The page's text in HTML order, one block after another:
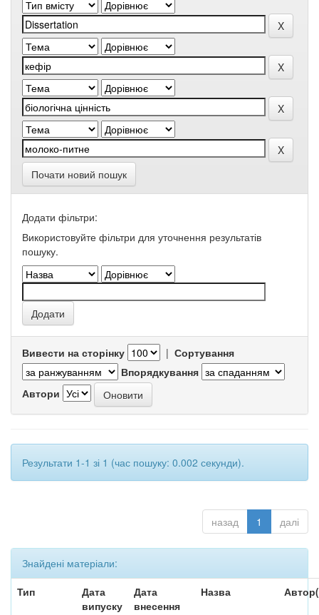
Почати новий пошук
Додати фільтри:
Використовуйте фільтри для уточнення результатів
пошуку.
Вивести на сторінку | Сортування
Впорядкування
Автори
Результати 1-1 зі 1 (час пошуку: 0.002 секунди).
назад 1 далі
Знайдені матеріали:
Тип
Дата
випуску
Дата
внесення
Назва